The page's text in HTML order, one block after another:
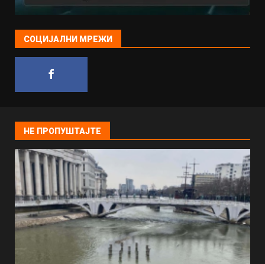
СОЦИЈАЛНИ МРЕЖИ
НЕ ПРОПУШТАЈТЕ